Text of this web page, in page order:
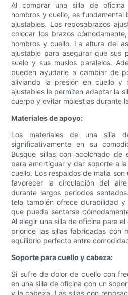
Al comprar una silla de
hombros y cuello, es fundamental
ajustables. Los reposabrazos
colocar los brazos
hombros y cuello. La altura del
ajustable para asegurar que sus
suelo y sus muslos paralelos.
pueden ayudarle a cambiar de
aliviando la presión en cuello y
ajustables le permiten adaptar la
cuerpo y evitar molestias durante
Materiales de apoyo:
Los materiales de una silla
significativamente en su
Busque sillas con acolchado de
para amortiguar y dar soporte a
cuello. Los respaldos de malla
favorecer la circulación del
durante largos periodos
tela también ofrece durabilidad
que pueda sentarse
Al elegir una silla de oficina para
priorice las sillas fabricadas con
equilibrio perfecto entre
Soporte para cuello y cabeza:
Si sufre de dolor de cuello con
en una silla de oficina con un